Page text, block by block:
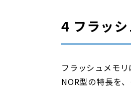
4 フラッ
フラッシュメモ
NOR型の特長を